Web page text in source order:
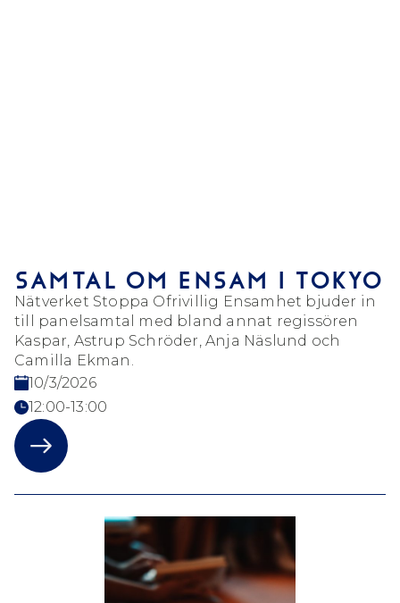
SAMTAL OM ENSAM I TOKYO
Nätverket Stoppa Ofrivillig Ensamhet bjuder in
till panelsamtal med bland annat regissören
Kaspar, Astrup Schröder, Anja Näslund och
Camilla Ekman.
10/3/2026
12:00-13:00